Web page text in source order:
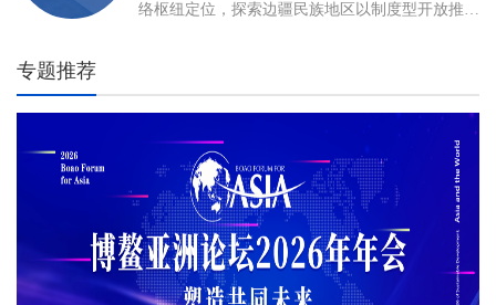
络枢纽定位，探索边疆民族地区以制度型开放推动
专题推荐